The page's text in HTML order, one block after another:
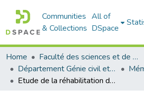
Communities
& Collections
All of
DSpace
Home
Faculté des sciences et de la technologie
Département Génie civil et Architecture
Etude de la réhabilitation de la Mosquée Sidi maiza de la ville ténes